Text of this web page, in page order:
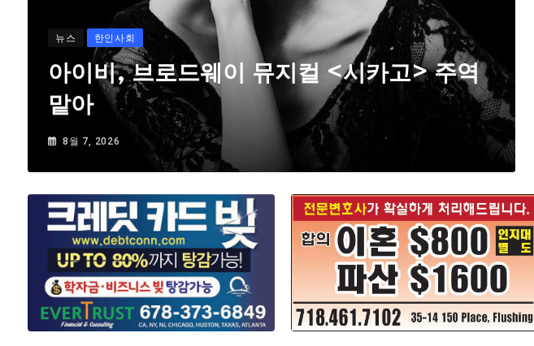
뉴스 한인사회
아이비, 브로드웨이 뮤지컬 <시카고> 주역
맡아
8월 7, 2026